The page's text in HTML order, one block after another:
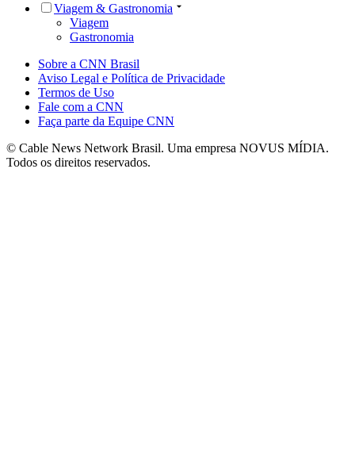
Viagem & Gastronomia
Viagem
Gastronomia
Sobre a CNN Brasil
Aviso Legal e Política de Privacidade
Termos de Uso
Fale com a CNN
Faça parte da Equipe CNN
© Cable News Network Brasil. Uma empresa NOVUS MÍDIA.
Todos os direitos reservados.